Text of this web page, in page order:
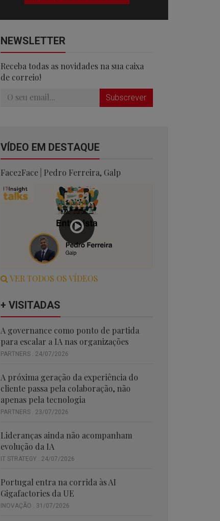
NEWSLETTER
Receba todas as novidades na sua caixa
de correio!
Subscrever
VÍDEO EM DESTAQUE
Face2Face | Pedro Ferreira, Galp
VER TODOS OS VÍDEOS
+ VISITADAS
A governance como ponto de partida
para escalar a IA nas organizações
PARTNERS . 24/07/2026
A próxima geração da experiência do
cliente passa pela colaboração, não
apenas pela tecnologia
PARTNERS . 23/07/2026
Lideranças ainda não acompanham
evolução da IA
IT STRATEGY . 24/07/2026
Portugal entra na corrida às AI
Gigafactories da UE
INOVAÇÃO . 31/07/2026